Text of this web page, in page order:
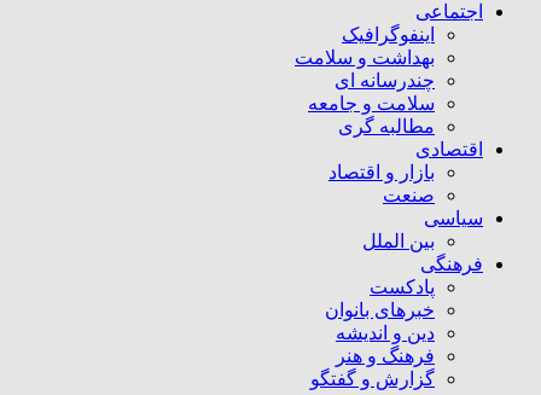
اجتماعی
اینفوگرافیک
بهداشت و سلامت
چندرسانه ای
سلامت و جامعه
مطالبه گری
اقتصادی
بازار و اقتصاد
صنعت
سیاسی
بین الملل
فرهنگی
پادکست
خبرهای بانوان
دین و اندیشه
فرهنگ و هنر
گزارش و گفتگو